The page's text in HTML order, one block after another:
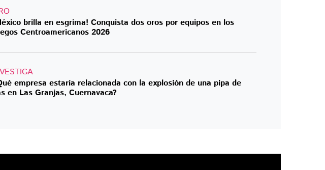
brilla en esgrima! Conquista dos oros por equipos en los
Centroamericanos 2026
empresa estaría relacionada con la explosión de una pipa de
en Las Granjas, Cuernavaca?